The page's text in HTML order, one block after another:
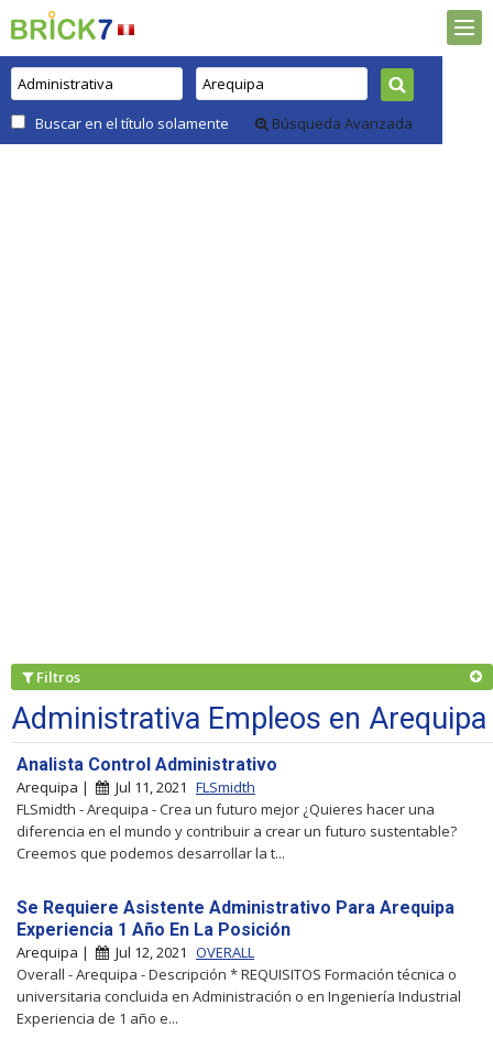
Buscar en el título solamente Búsqueda Avanzada
Filtros
Administrativa Empleos en Arequipa
Analista Control Administrativo
Arequipa | Jul 11, 2021 FLSmidth
FLSmidth - Arequipa - Crea un futuro mejor ¿Quieres hacer una
diferencia en el mundo y contribuir a crear un futuro sustentable?
Creemos que podemos desarrollar la t...
Se Requiere Asistente Administrativo Para Arequipa
Experiencia 1 Año En La Posición
Arequipa | Jul 12, 2021 OVERALL
Overall - Arequipa - Descripción * REQUISITOS Formación técnica o
universitaria concluida en Administración o en Ingeniería Industrial
Experiencia de 1 año e...